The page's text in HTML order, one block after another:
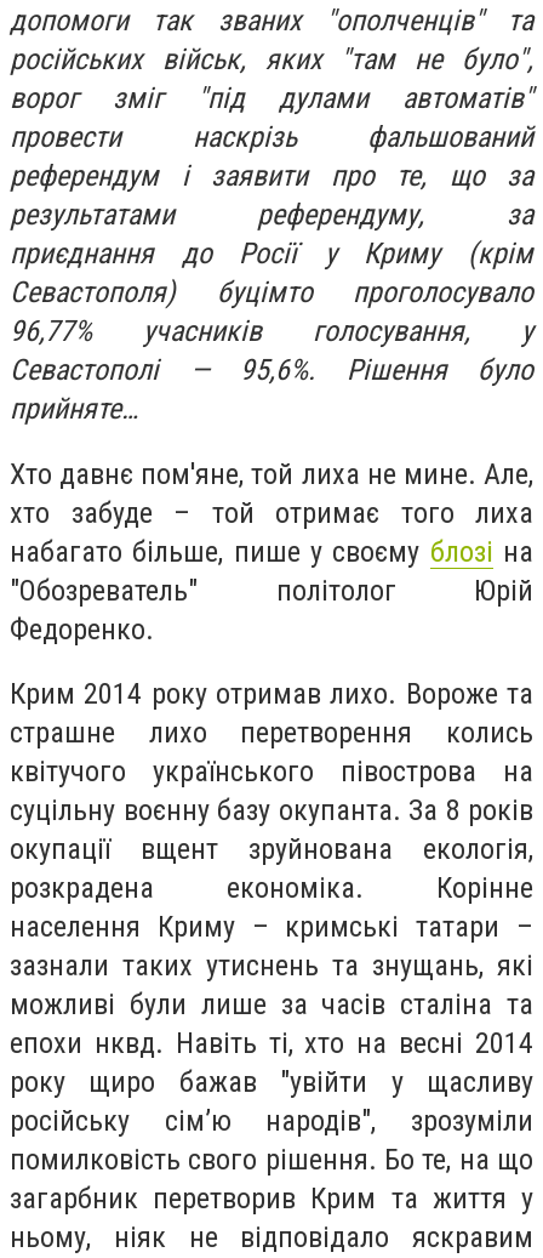
допомоги так званих "ополченців" та
російських військ, яких "там не було",
ворог зміг "під дулами автоматів"
провести наскрізь фальшований
референдум і заявити про те, що за
результатами референдуму, за
приєднання до Росії у Криму (крім
Севастополя) буцімто проголосувало
96,77% учасників голосування, у
Севастополі — 95,6%. Рішення було
прийняте…
Хто давнє пом'яне, той лиха не мине. Але,
хто забуде – той отримає того лиха
набагато більше, пише у своєму блозі на
"Обозреватель" політолог Юрій
Федоренко.
Крим 2014 року отримав лихо. Вороже та
страшне лихо перетворення колись
квітучого українського півострова на
суцільну воєнну базу окупанта. За 8 років
окупації вщент зруйнована екологія,
розкрадена економіка. Корінне
населення Криму – кримські татари –
зазнали таких утиснень та знущань, які
можливі були лише за часів сталіна та
епохи нквд. Навіть ті, хто на весні 2014
року щиро бажав "увійти у щасливу
російську сім’ю народів", зрозуміли
помилковість свого рішення. Бо те, на що
загарбник перетворив Крим та життя у
ньому, ніяк не відповідало яскравим